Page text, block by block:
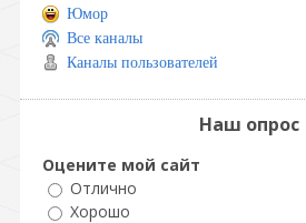
Юмор
Все каналы
Каналы пользователей
Наш опрос
Оцените мой сайт
Отлично
Хорошо